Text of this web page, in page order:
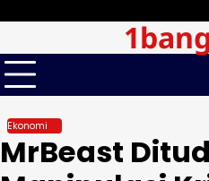
content
Ekonomi
MrBeast